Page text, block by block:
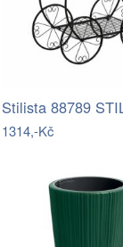
1314,-Kč